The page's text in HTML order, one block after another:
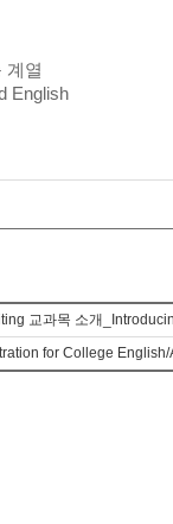
계열
English
교과목 소개
for College